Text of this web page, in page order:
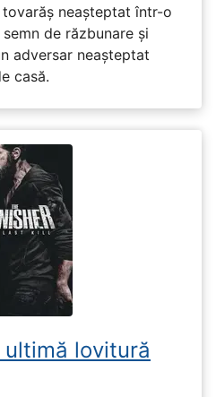
neașteptat într-o
de răzbunare și
adversar neașteptat
casă.
ultimă lovitură